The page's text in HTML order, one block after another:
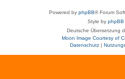
Powered by phpBB® Forum
Style by phpBB
Deutsche Übersetzung
Moon Image Courtesy of
Datenschutz|